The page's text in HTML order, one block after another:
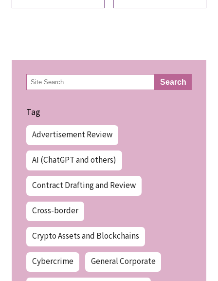
検
索 Search
Tag
Advertisement Review
AI (ChatGPT and others)
Contract Drafting and Review
Cross-border
Crypto Assets and Blockchains
Cybercrime General Corporate